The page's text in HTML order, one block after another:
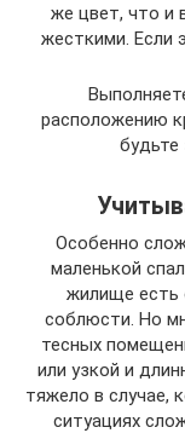
же цвет, что и
жесткими. Если
расположению
будьте
Особенно
маленькой
жилище есть
соблюсти. Но
тесных
или узкой и
тяжело в случае,
ситуациях